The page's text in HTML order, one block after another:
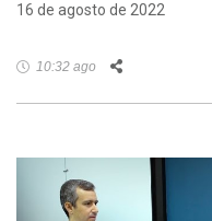
16 de agosto de 2022
10:32 ago